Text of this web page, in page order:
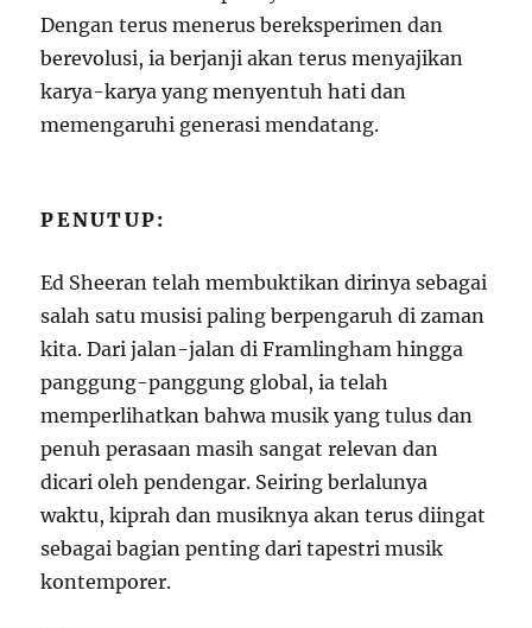
Dengan terus menerus bereksperimen dan
berevolusi, ia berjanji akan terus menyajikan
karya-karya yang menyentuh hati dan
memengaruhi generasi mendatang.
PENUTUP:
Ed Sheeran telah membuktikan dirinya sebagai
salah satu musisi paling berpengaruh di zaman
kita. Dari jalan-jalan di Framlingham hingga
panggung-panggung global, ia telah
memperlihatkan bahwa musik yang tulus dan
penuh perasaan masih sangat relevan dan
dicari oleh pendengar. Seiring berlalunya
waktu, kiprah dan musiknya akan terus diingat
sebagai bagian penting dari tapestri musik
kontemporer.